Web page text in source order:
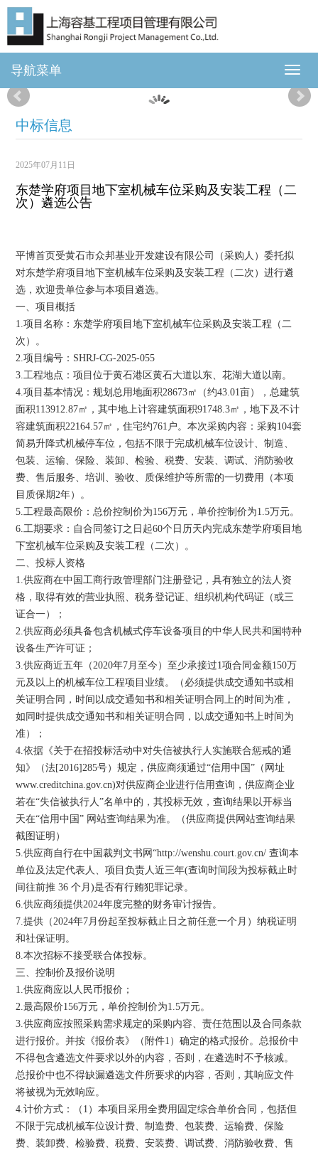
导航菜单
中标信息
2025年07月11日
东楚学府项目地下室机械车位采购及安装工程（二
次）遴选公告
平博首页受黄石市众邦基业开发建设有限公司（采购人）委托拟
对东楚学府项目地下室机械车位采购及安装工程（二次）进行遴
选，欢迎贵单位参与本项目遴选。
一、项目概括
1.项目名称：东楚学府项目地下室机械车位采购及安装工程（二
次）。
2.项目编号：SHRJ-CG-2025-055
3.工程地点：项目位于黄石港区黄石大道以东、花湖大道以南。
4.项目基本情况：规划总用地面积28673㎡（约43.01亩），总建筑
面积113912.87㎡，其中地上计容建筑面积91748.3㎡，地下及不计
容建筑面积22164.57㎡，住宅约761户。本次采购内容：采购104套
简易升降式机械停车位，包括不限于完成机械车位设计、制造、
包装、运输、保险、装卸、检验、税费、安装、调试、消防验收
费、售后服务、培训、验收、质保维护等所需的一切费用（本项
目质保期2年）。
5.工程最高限价：总价控制价为156万元，单价控制价为1.5万元。
6.工期要求：自合同签订之日起60个日历天内完成东楚学府项目地
下室机械车位采购及安装工程（二次）。
二、投标人资格
1.供应商在中国工商行政管理部门注册登记，具有独立的法人资
格，取得有效的营业执照、税务登记证、组织机构代码证（或三
证合一）；
2.供应商必须具备包含机械式停车设备项目的中华人民共和国特种
设备生产许可证；
3.供应商近五年（2020年7月至今）至少承接过1项合同金额150万
元及以上的机械车位工程项目业绩。（必须提供成交通知书或相
关证明合同，时间以成交通知书和相关证明合同上的时间为准，
如同时提供成交通知书和相关证明合同，以成交通知书上时间为
准）；
4.依据《关于在招投标活动中对失信被执行人实施联合惩戒的通
知》（法[2016]285号）规定，供应商须通过“信用中国”（网址
www.creditchina.gov.cn)对供应商企业进行信用查询，供应商企业
若在“失信被执行人”名单中的，其投标无效，查询结果以开标当
天在“信用中国” 网站查询结果为准。（供应商提供网站查询结果
截图证明）
5.供应商自行在中国裁判文书网“http://wenshu.court.gov.cn/ 查询本
单位及法定代表人、项目负责人近三年(查询时间段为投标截止时
间往前推 36 个月)是否有行贿犯罪记录。
6.供应商须提供2024年度完整的财务审计报告。
7.提供（2024年7月份起至投标截止日之前任意一个月）纳税证明
和社保证明。
8.本次招标不接受联合体投标。
三、控制价及报价说明
1.供应商应以人民币报价；
2.最高限价156万元，单价控制价为1.5万元。
3.供应商应按照采购需求规定的采购内容、责任范围以及合同条款
进行报价。并按《报价表》（附件1）确定的格式报价。总报价中
不得包含遴选文件要求以外的内容，否则，在遴选时不予核减。
总报价中也不得缺漏遴选文件所要求的内容，否则，其响应文件
将被视为无效响应。
4.计价方式：（1）本项目采用全费用固定综合单价合同，包括但
不限于完成机械车位设计费、制造费、包装费、运输费、保险
费、装卸费、检验费、税费、安装费、调试费、消防验收费、售